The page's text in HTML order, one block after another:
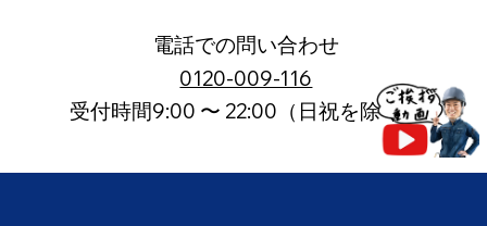
電話での問い合わせ
0120-009-116
受付時間9:00 〜 22:00（日祝を除く）